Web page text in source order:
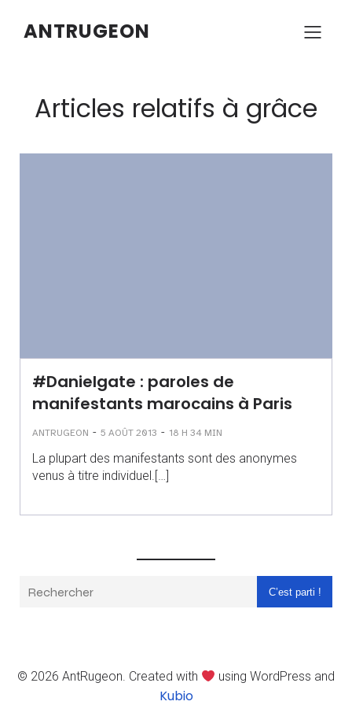
ANTRUGEON
Articles relatifs à grâce
#Danielgate : paroles de
manifestants marocains à Paris
ANTRUGEON - 5 AOÛT 2013 - 18 H 34 MIN
La plupart des manifestants sont des anonymes
venus à titre individuel.[…]
C’est parti !
© 2026 AntRugeon. Created with using WordPress and
Kubio